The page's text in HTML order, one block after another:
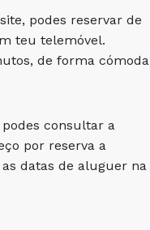
podes reservar de
teu telemóvel.
de forma cómoda
consultar a
por reserva a
datas de aluguer na